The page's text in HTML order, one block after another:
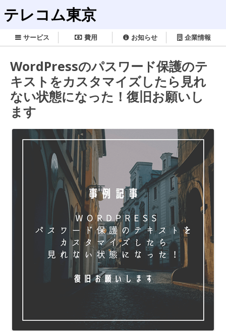
テレコム東京
サービス 費用 お知らせ 企業情報
WordPressのパスワード保護のテ
キストをカスタマイズしたら見れ
ない状態になった！復旧お願いし
ます